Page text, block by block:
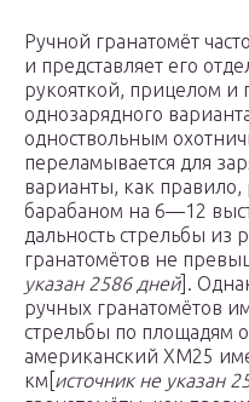
Ручной гранатомёт
и представляет его
рукояткой, прицелом и
однозарядного
одноствольным
переламывается для
варианты, как правило,
барабаном на 6—12
дальность стрельбы из
гранатомётов не
указан 2586 дней].
ручных гранатомётов
стрельбы по площадям
американский XM25
км[ источник не указан